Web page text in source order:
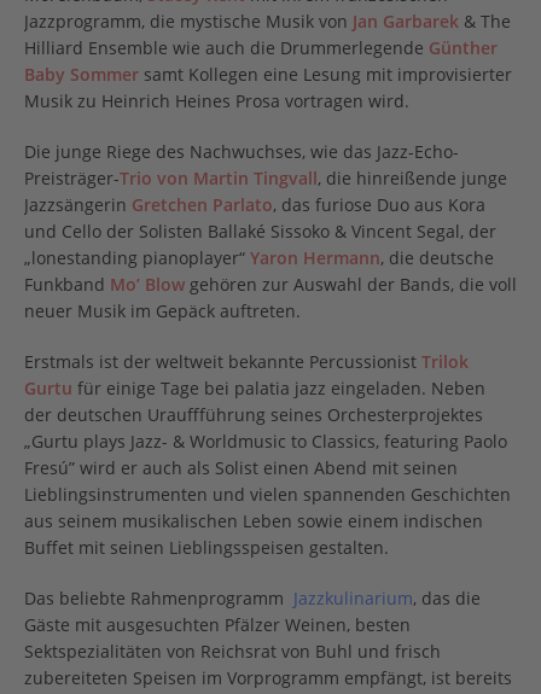
Jazzprogramm, die mystische Musik von Jan Garbarek & The
Hilliard Ensemble wie auch die Drummerlegende Günther
Baby Sommer samt Kollegen eine Lesung mit improvisierter
Musik zu Heinrich Heines Prosa vortragen wird.
Die junge Riege des Nachwuchses, wie das Jazz-Echo-
Preisträger-Trio von Martin Tingvall, die hinreißende junge
Jazzsängerin Gretchen Parlato, das furiose Duo aus Kora
und Cello der Solisten Ballaké Sissoko & Vincent Segal, der
„lonestanding pianoplayer“ Yaron Hermann, die deutsche
Funkband Mo’ Blow gehören zur Auswahl der Bands, die voll
neuer Musik im Gepäck auftreten.
Erstmals ist der weltweit bekannte Percussionist Trilok
Gurtu für einige Tage bei palatia jazz eingeladen. Neben
der deutschen Urauffführung seines Orchesterprojektes
„Gurtu plays Jazz- & Worldmusic to Classics, featuring Paolo
Fresú” wird er auch als Solist einen Abend mit seinen
Lieblingsinstrumenten und vielen spannenden Geschichten
aus seinem musikalischen Leben sowie einem indischen
Buffet mit seinen Lieblingsspeisen gestalten.
Das beliebte Rahmenprogramm Jazzkulinarium, das die
Gäste mit ausgesuchten Pfälzer Weinen, besten
Sektspezialitäten von Reichsrat von Buhl und frisch
zubereiteten Speisen im Vorprogramm empfängt, ist bereits